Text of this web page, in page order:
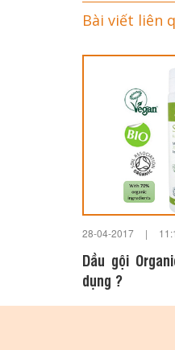
Bài viết liên
28-04-2017 |
Dầu gội
dụng ?